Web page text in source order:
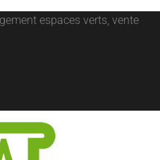
espaces verts, vente